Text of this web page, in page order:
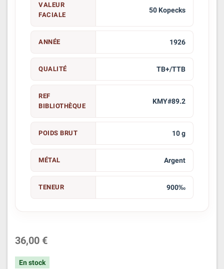
VALEUR
FACIALE
50 Kopecks
ANNÉE 1926
QUALITÉ TB+/TTB
REF
BIBLIOTHÈQUE
KMY#89.2
POIDS BRUT 10 g
MÉTAL Argent
TENEUR 900‰
36,00 €
En stock